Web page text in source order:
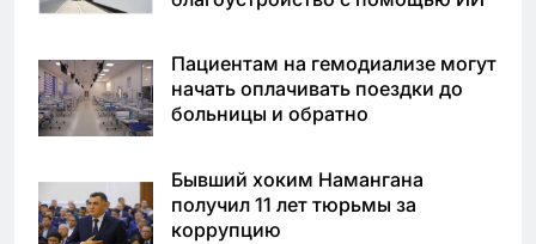
Пациентам на гемодиализе могут
начать оплачивать поездки до
больницы и обратно
Бывший хоким Намангана
получил 11 лет тюрьмы за
коррупцию